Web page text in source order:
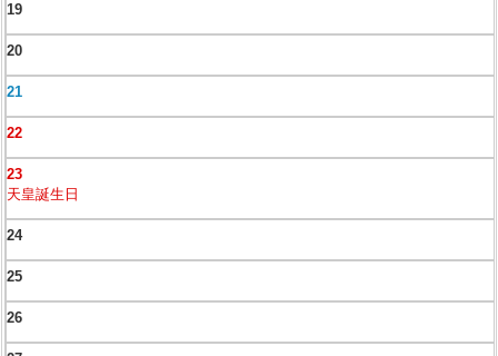
19
20
21
22
23
天皇誕生日
24
25
26